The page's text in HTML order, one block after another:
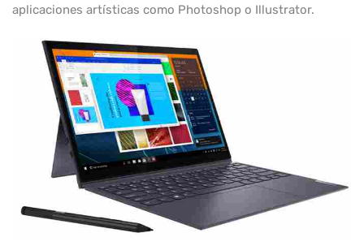
aplicaciones artísticas como Photoshop o Illustrator.